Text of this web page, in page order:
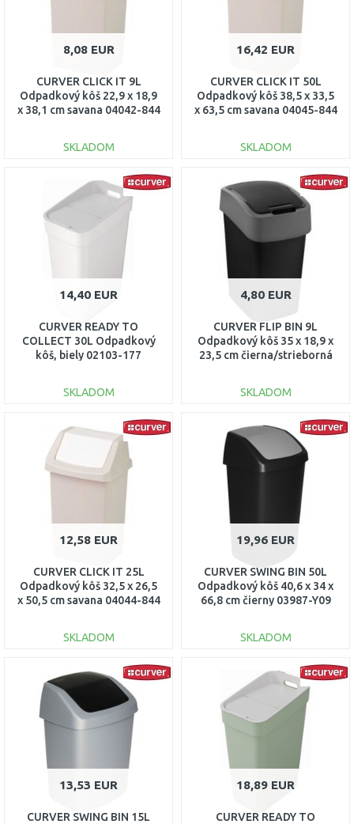
8,08 EUR
CURVER CLICK IT 9L
Odpadkový kôš 22,9 x 18,9
x 38,1 cm savana 04042-844
SKLADOM
DO KOŠÍKA
16,42 EUR
CURVER CLICK IT 50L
Odpadkový kôš 38,5 x 33,5
x 63,5 cm savana 04045-844
SKLADOM
DO KOŠÍKA
Porovnať
14,40 EUR
CURVER READY TO
COLLECT 30L Odpadkový
kôš, biely 02103-177
SKLADOM
DO KOŠÍKA
Porovnať
4,80 EUR
CURVER FLIP BIN 9L
Odpadkový kôš 35 x 18,9 x
23,5 cm čierna/strieborná
SKLADOM
DO KOŠÍKA
Porovnať
12,58 EUR
CURVER CLICK IT 25L
Odpadkový kôš 32,5 x 26,5
x 50,5 cm savana 04044-844
SKLADOM
DO KOŠÍKA
Porovnať
19,96 EUR
CURVER SWING BIN 50L
Odpadkový kôš 40,6 x 34 x
66,8 cm čierny 03987-Y09
SKLADOM
DO KOŠÍKA
Porovnať
13,53 EUR
CURVER SWING BIN 15L
18,89 EUR
CURVER READY TO